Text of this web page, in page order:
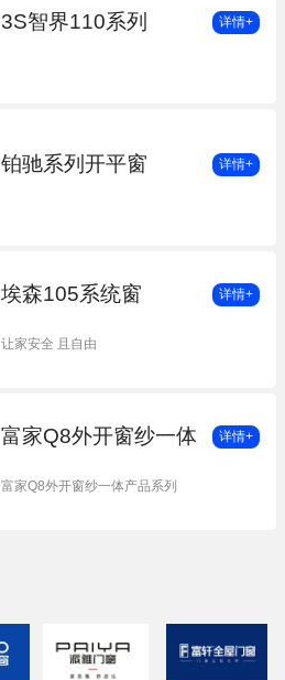
3S智界110系列 详情+
铂驰系列开平窗 详情+
埃森105系统窗 详情+
让家安全 且自由
富家Q8外开窗纱一体 详情+
富家Q8外开窗纱一体产品系列